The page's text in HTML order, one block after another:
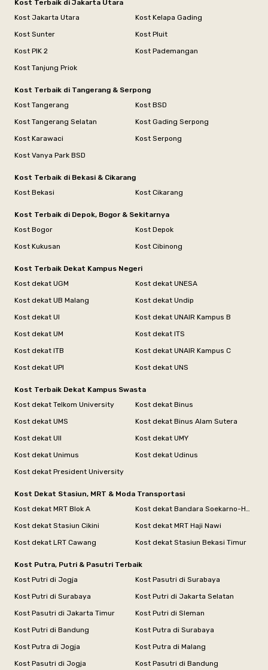
Kost Terbaik di Jakarta Utara
Kost Jakarta Utara
Kost Kelapa Gading
Kost Sunter
Kost Pluit
Kost PIK 2
Kost Pademangan
Kost Tanjung Priok
Kost Terbaik di Tangerang & Serpong
Kost Tangerang
Kost BSD
Kost Tangerang Selatan
Kost Gading Serpong
Kost Karawaci
Kost Serpong
Kost Vanya Park BSD
Kost Terbaik di Bekasi & Cikarang
Kost Bekasi
Kost Cikarang
Kost Terbaik di Depok, Bogor & Sekitarnya
Kost Bogor
Kost Depok
Kost Kukusan
Kost Cibinong
Kost Terbaik Dekat Kampus Negeri
Kost dekat UGM
Kost dekat UNESA
Kost dekat UB Malang
Kost dekat Undip
Kost dekat UI
Kost dekat UNAIR Kampus B
Kost dekat UM
Kost dekat ITS
Kost dekat ITB
Kost dekat UNAIR Kampus C
Kost dekat UPI
Kost dekat UNS
Kost Terbaik Dekat Kampus Swasta
Kost dekat Telkom University
Kost dekat Binus
Kost dekat UMS
Kost dekat Binus Alam Sutera
Kost dekat UII
Kost dekat UMY
Kost dekat Unimus
Kost dekat Udinus
Kost dekat President University
Kost Dekat Stasiun, MRT & Moda Transportasi
Kost dekat MRT Blok A
Kost dekat Bandara Soekarno-Hatta
Kost dekat Stasiun Cikini
Kost dekat MRT Haji Nawi
Kost dekat LRT Cawang
Kost dekat Stasiun Bekasi Timur
Kost Putra, Putri & Pasutri Terbaik
Kost Putri di Jogja
Kost Pasutri di Surabaya
Kost Putri di Surabaya
Kost Putri di Jakarta Selatan
Kost Pasutri di Jakarta Timur
Kost Putri di Sleman
Kost Putri di Bandung
Kost Putra di Surabaya
Kost Putra di Jogja
Kost Putra di Malang
Kost Pasutri di Jogja
Kost Pasutri di Bandung